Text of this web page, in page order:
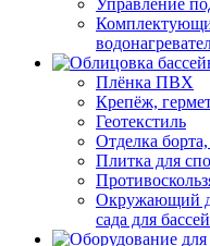
Управление
Плёнка ПВХ
Крепёж,
Геотекстиль
Отделка борта,
Плитка для
Окружающий
сада для